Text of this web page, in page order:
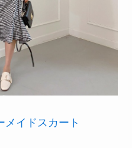
メイドスカート